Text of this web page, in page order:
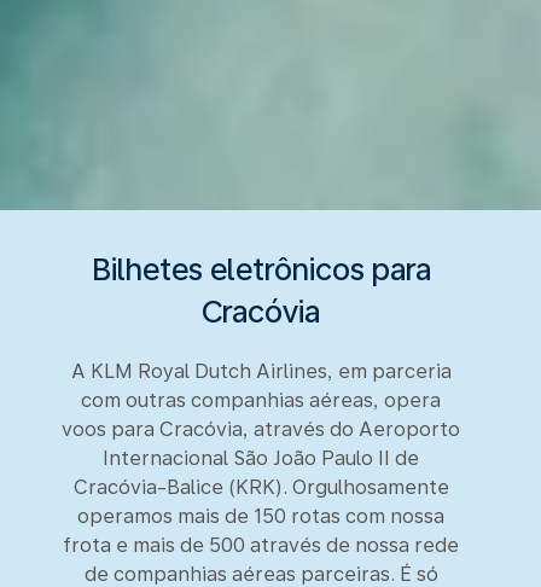
Bilhetes eletrônicos para
Cracóvia
A KLM Royal Dutch Airlines, em parceria
com outras companhias aéreas, opera
voos para Cracóvia, através do Aeroporto
Internacional São João Paulo II de
Cracóvia-Balice (KRK). Orgulhosamente
operamos mais de 150 rotas com nossa
frota e mais de 500 através de nossa rede
de companhias aéreas parceiras. É só